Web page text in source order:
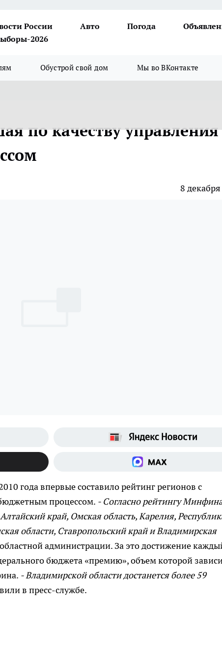
России Авто Погода
2026
Обустрой свой дом Мы во ВКонтакте
по качеству управления
8
года впервые составило рейтинг регионов с
процессом. - Согласно рейтингу
край, Омская область, Карелия,
области, Ставропольский край и Владимирская
администрации. За это достижение
бюджета «премию», объем которой
- Владимирской области достанется более 59
в пресс-службе.